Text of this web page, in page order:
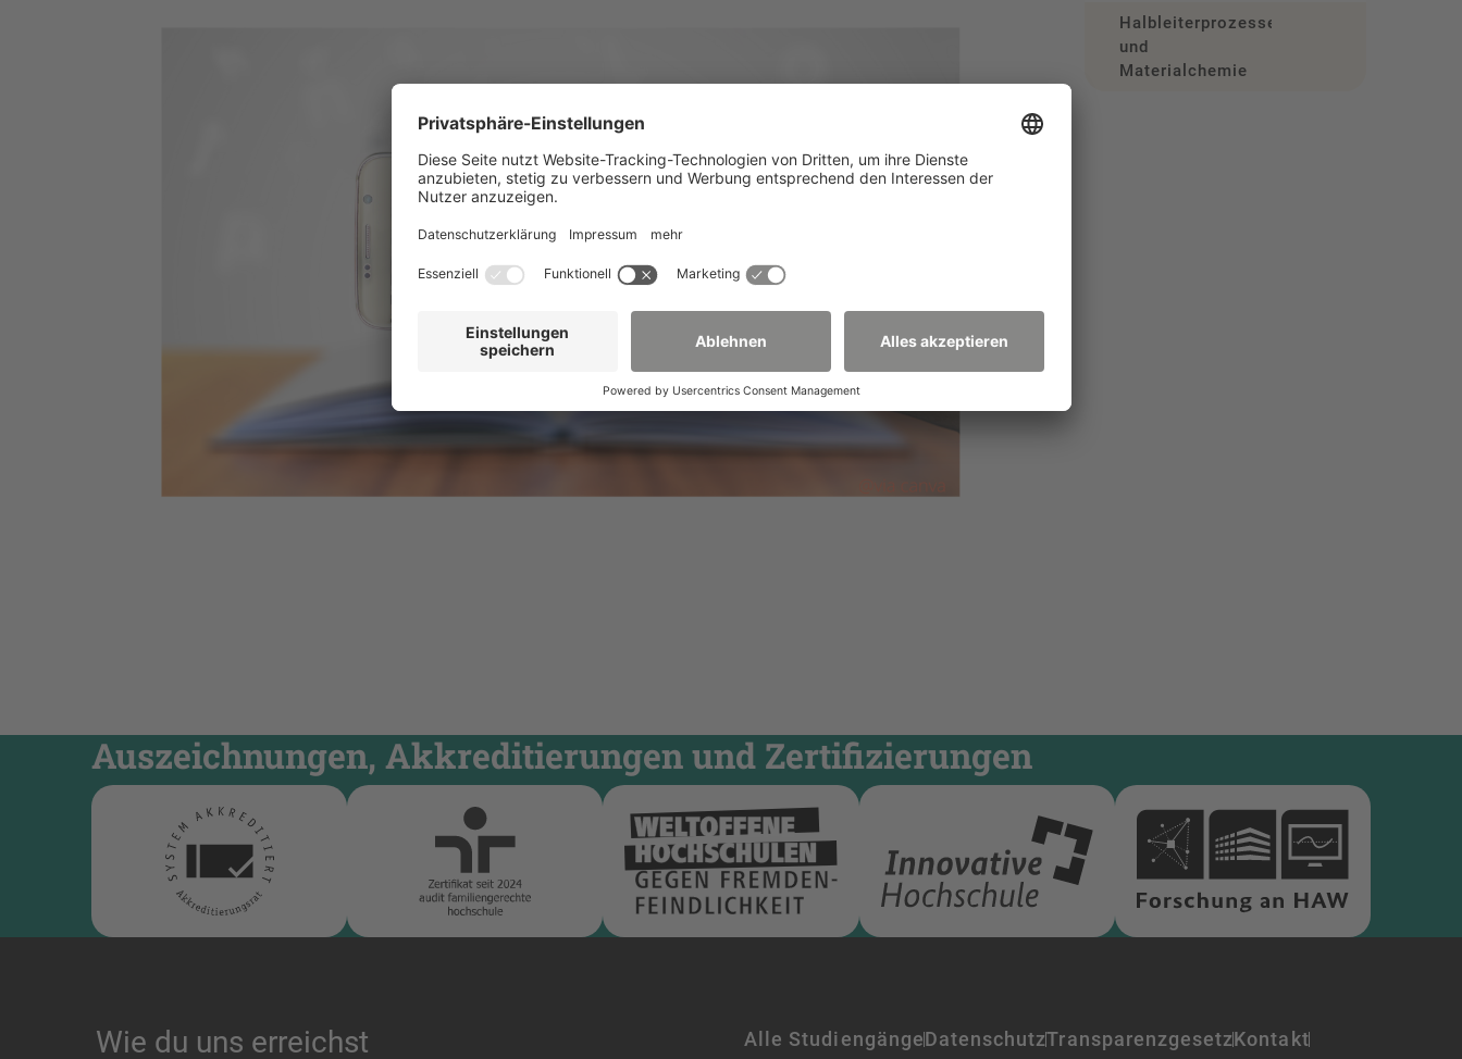
Halbleiterprozesse
und
Materialchemie
Auszeichnungen, Akkreditierungen und Zertifizierungen
Wie du uns erreichst Alle StudiengängeDatenschutzTransparenzgesetzKontakt